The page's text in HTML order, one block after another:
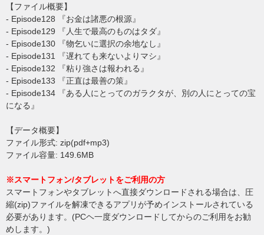
【ファイル概要】
- Episode128 『お金は諸悪の根源』
- Episode129 『人生で最高のものはタダ』
- Episode130 『物乞いに選択の余地なし』
- Episode131 『遅れても来ないよりマシ』
- Episode132 『粘り強さは報われる』
- Episode133 『正直は最善の策』
- Episode134 『ある人にとってのガラクタが、別の人にとっての宝
になる』
【データ概要】
ファイル形式: zip(pdf+mp3)
ファイル容量: 149.6MB
※スマートフォン/タブレットをご利用の方
スマートフォンやタブレットへ直接ダウンロードされる場合は、圧
縮(zip)ファイルを解凍できるアプリが予めインストールされている
必要があります。(PCヘ一度ダウンロードしてからのご利用をお勧
めします。)